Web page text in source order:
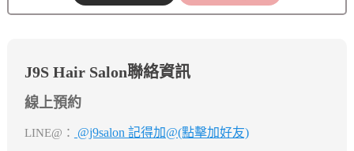
J9S Hair Salon聯絡資訊
線上預約
LINE@： @j9salon 記得加@(點擊加好友)